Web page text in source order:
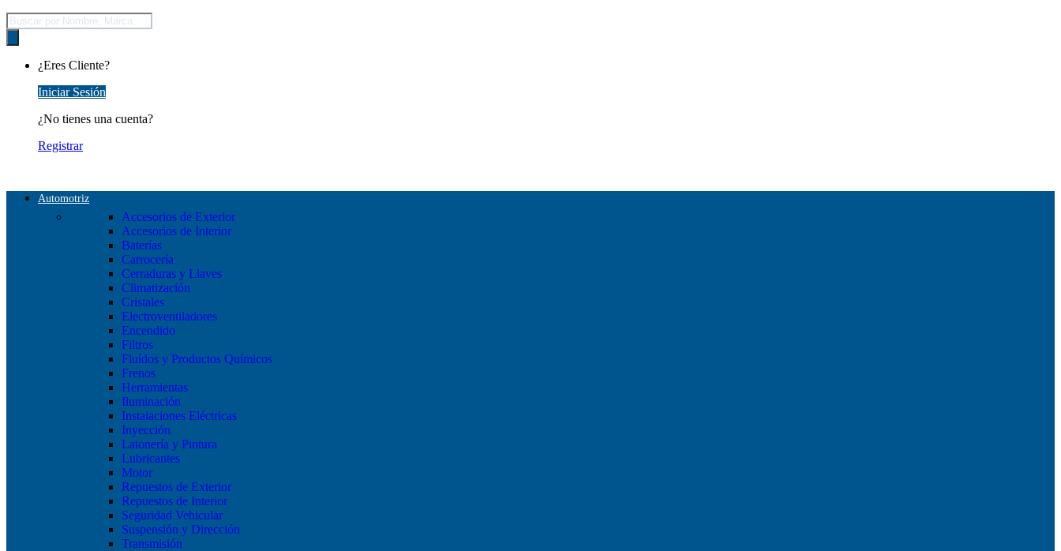
Búsqueda
de
productos
¿Eres Cliente?
Iniciar Sesión
¿No tienes una cuenta?
Registrar
Automotriz
Accesorios de Exterior
Accesorios de Interior
Baterías
Carrocería
Cerraduras y Llaves
Climatización
Cristales
Electroventiladores
Encendido
Filtros
Fluídos y Productos Químicos
Frenos
Herramientas
Iluminación
Instalaciones Eléctricas
Inyección
Latonería y Pintura
Lubricantes
Motor
Repuestos de Exterior
Repuestos de Interior
Seguridad Vehicular
Suspensión y Dirección
Transmisión